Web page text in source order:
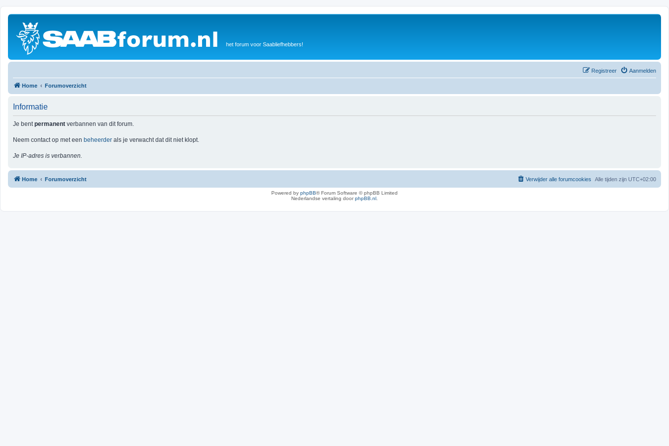
het forum voor Saabliefhebbers!
Aanmelden
Registreer
Home Forumoverzicht
Informatie
Je bentpermanent verbannen van dit forum.
Neem contact op met een beheerder als je verwacht dat dit niet klopt.
Je IP-adres is verbannen.
Home Forumoverzicht Alle tijden zijn UTC+02:00
Verwijder alle forumcookies
Powered by phpBB® Forum Software © phpBB Limited
Nederlandse vertaling doorphpBB.nl